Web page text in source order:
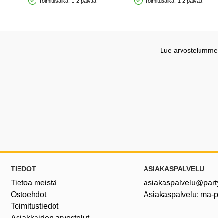
Saatavuus: Varastossa Saatavuus: Varastossa
Lue
Alatunnisteen sisältö Sekalaista tietoa ja
TIEDOT
Tietoa meistä
Ostoehdot
Toimitustiedot
ASIAKASPALVELU
Asiakaspalvelu: ma-